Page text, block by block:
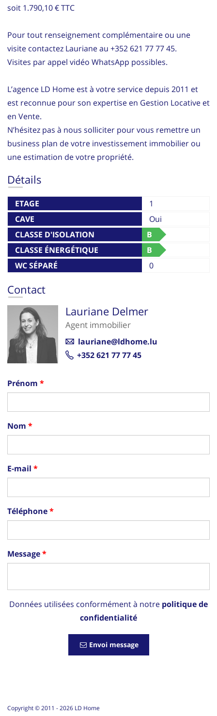
soit 1.790,10 € TTC
Pour tout renseignement complémentaire ou une
visite contactez Lauriane au +352 621 77 77 45.
Visites par appel vidéo WhatsApp possibles.
L’agence LD Home est à votre service depuis 2011 et
est reconnue pour son expertise en Gestion Locative et
en Vente.
N’hésitez pas à nous solliciter pour vous remettre un
business plan de votre investissement immobilier ou
une estimation de votre propriété.
Détails
ETAGE
1
CAVE
Oui
CLASSE D'ISOLATION
THERMIQUE
B
CLASSE ÉNERGÉTIQUE
B
WC SÉPARÉ
0
Contact
Lauriane Delmer
Agent immobilier
lauriane@ldhome.lu
+352 621 77 77 45
Prénom
Nom
E-mail
Téléphone
Message
Données utilisées conformément à notre politique de
confidentialité
Envoi message
Copyright © 2011 -2026 LD Home